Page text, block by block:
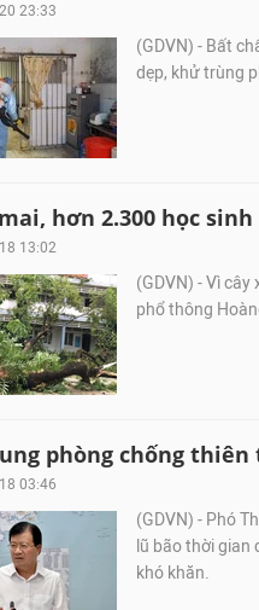
23:33
(GDVN) - Bất
dẹp, khử trùng
hơn 2.300 học
13:02
(GDVN) - Vì
phổ thông
phòng chống
03:46
(GDVN) - Phó
lũ bão thời
khó khăn.